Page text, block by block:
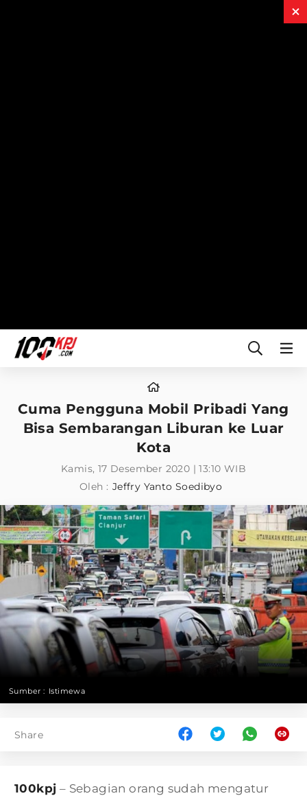
Cuma Pengguna Mobil Pribadi Yang
Bisa Sembarangan Liburan ke Luar
Kota
Kamis, 17 Desember 2020 | 13:10 WIB
Oleh : Jeffry Yanto Soedibyo
Sumber : Istimewa
Share
100kpj – Sebagian orang sudah mengatur